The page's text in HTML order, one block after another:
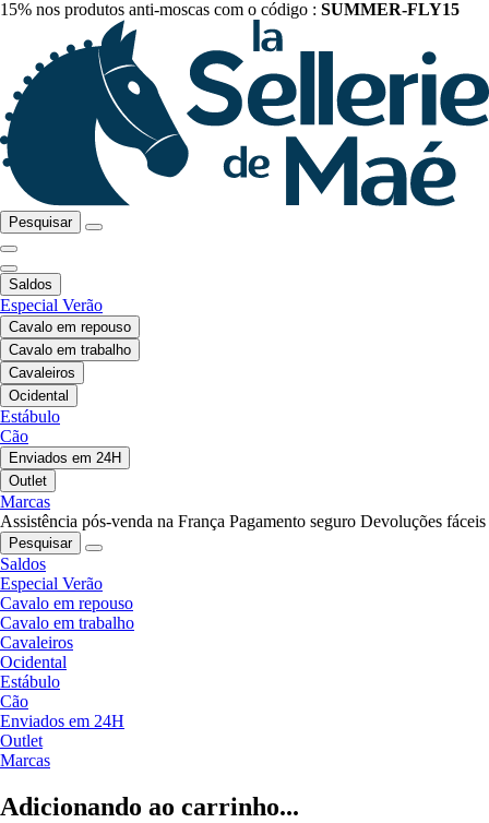
15% nos produtos anti-moscas com o código : SUMMER-FLY15
Pesquisar
Saldos
Especial Verão
Cavalo em repouso
Cavalo em trabalho
Cavaleiros
Ocidental
Estábulo
Cão
Enviados em 24H
Outlet
Marcas
Assistência pós-venda na França Pagamento seguro Devoluções fáceis
Pesquisar
Saldos
Especial Verão
Cavalo em repouso
Cavalo em trabalho
Cavaleiros
Ocidental
Estábulo
Cão
Enviados em 24H
Outlet
Marcas
Adicionando ao carrinho...